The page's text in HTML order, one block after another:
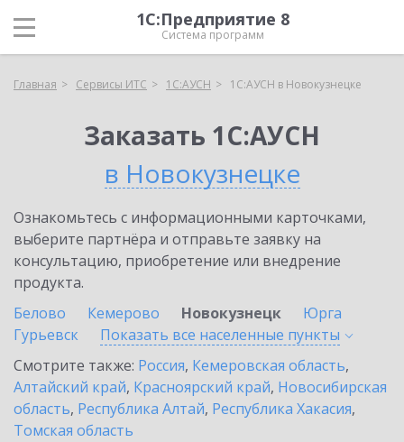
1С:Предприятие 8
Система программ
Главная Сервисы ИТС 1С:АУСН 1С:АУСН в Новокузнецке
Заказать 1С:АУСН
в Новокузнецке
Ознакомьтесь с информационными карточками,
выберите партнёра и отправьте заявку на
консультацию, приобретение или внедрение
продукта.
Белово
Кемерово Новокузнецк
Юрга
Гурьевск
Показать все населенные пункты
Смотрите также: Россия, Кемеровская область,
Алтайский край, Красноярский край, Новосибирская
область, Республика Алтай, Республика Хакасия,
Томская область